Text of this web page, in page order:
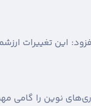
این تغییرات
نوین را